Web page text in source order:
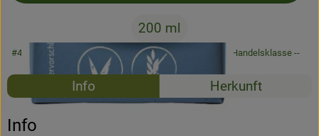
200 ml
#45309 1,29 € / 200 ml 6,45 € / Liter Handelsklasse --
Rezepte
Info Herkunft
Entdecke passende RezepteEs wurden
Info